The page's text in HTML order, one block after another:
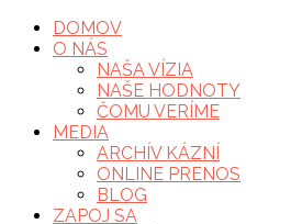
DOMOV
O NÁS
NAŠA VÍZIA
NAŠE HODNOTY
ČOMU VERÍME
MEDIA
ARCHÍV KÁZNÍ
ONLINE PRENOS
BLOG
ZAPOJ SA